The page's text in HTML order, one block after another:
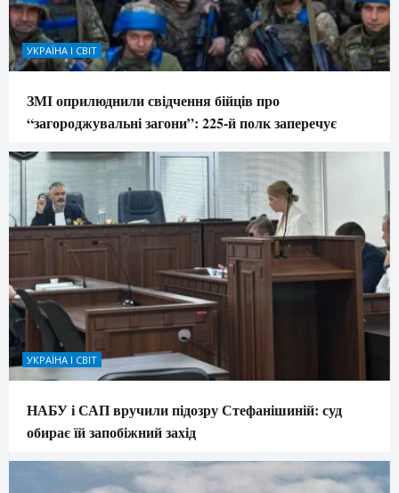
УКРАЇНА І СВІТ
ЗМІ оприлюднили свідчення бійців про
“загороджувальні загони”: 225-й полк заперечує
УКРАЇНА І СВІТ
НАБУ і САП вручили підозру Стефанішиній: суд
обирає їй запобіжний захід